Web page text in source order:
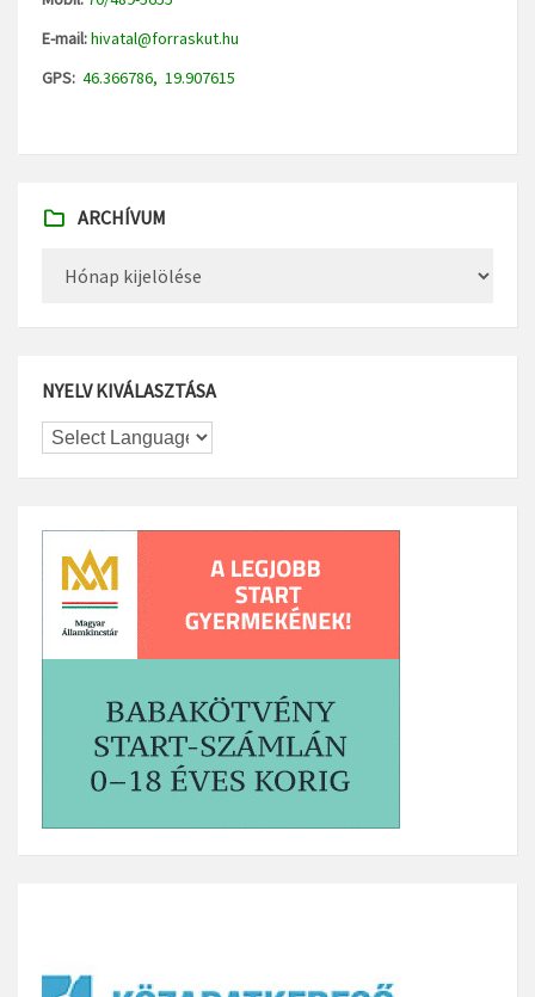
E-mail:hivatal@forraskut.hu
GPS: 46.366786, 19.907615
ARCHÍVUM
NYELV KIVÁLASZTÁSA